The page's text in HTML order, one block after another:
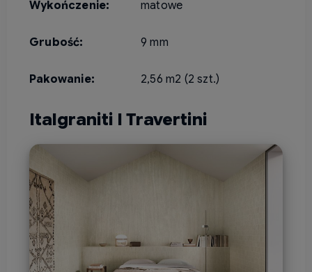
Wykończenie: matowe
Grubość: 9 mm
Pakowanie: 2,56 m2 (2 szt.)
Italgraniti I Travertini